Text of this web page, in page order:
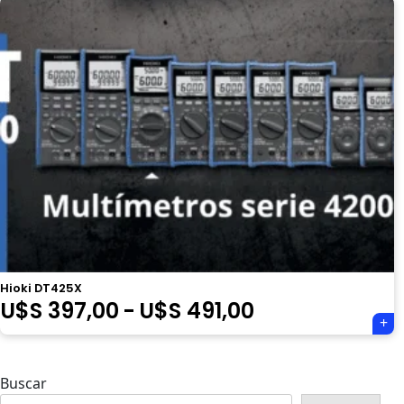
Hioki DT425X
U$S 397,00 - U$S 491,00
de
Buscar